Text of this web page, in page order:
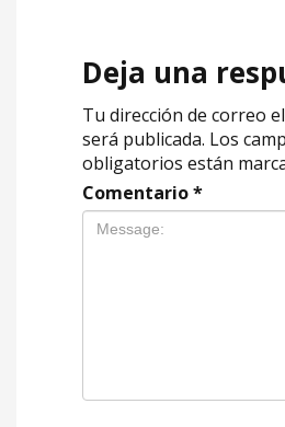
Deja una
Tu dirección de correo
será publicada. Los
obligatorios están
Comentario*